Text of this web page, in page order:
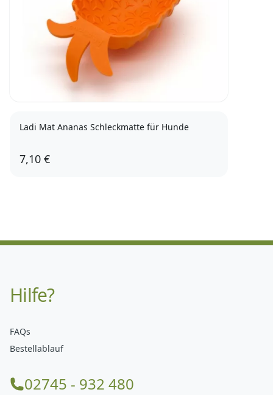
Ladi Mat Ananas Schleckmatte für Hunde
7,10 €
Hilfe?
FAQs
Bestellablauf
02745 - 932 480